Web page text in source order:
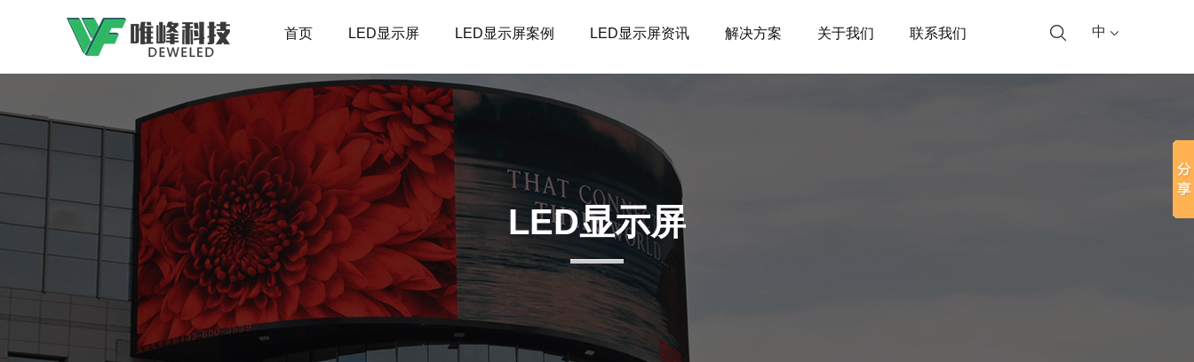
首页 LED显示屏 LED显示屏案例 LED显示屏资讯 解决方案 关于我们 联系我们 中
LED显示屏